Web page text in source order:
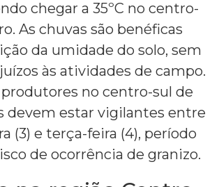
chegar a 35ºC no centro-
As chuvas são benéficas
da umidade do solo, sem
às atividades de campo.
no centro-sul de
devem estar vigilantes entre
(3) e terça-feira (4), período
de ocorrência de granizo.